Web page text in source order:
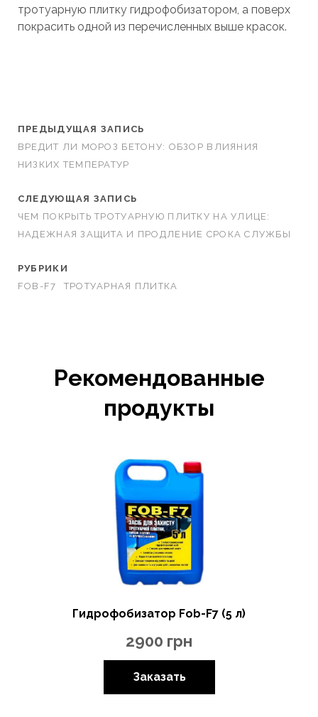
тротуарную плитку гидрофобизатором, а поверх
покрасить одной из перечисленных выше красок.
ПРЕДЫДУЩАЯ ЗАПИСЬ
ВРЕДИТ ЛИ МОРОЗ БЕТОНУ: ОБЗОР ВЛИЯНИЯ
НИЗКИХ ТЕМПЕРАТУР
СЛЕДУЮЩАЯ ЗАПИСЬ
ЧЕМ ПОКРЫТЬ ТРОТУАРНУЮ ПЛИТКУ НА УЛИЦЕ:
НАДЕЖНАЯ ЗАЩИТА И ПРОДЛЕНИЕ СРОКА СЛУЖБЫ
РУБРИКИ
FOB-F7
ТРОТУАРНАЯ ПЛИТКА
Рекомендованные
продукты
Гидрофобизатор Fob-F7 (5 л)
2900 грн
Заказать